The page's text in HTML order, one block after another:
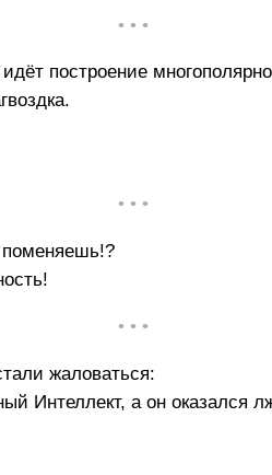
• • •
построение
• • •
• • •
жаловаться:
Интеллект, а он оказался